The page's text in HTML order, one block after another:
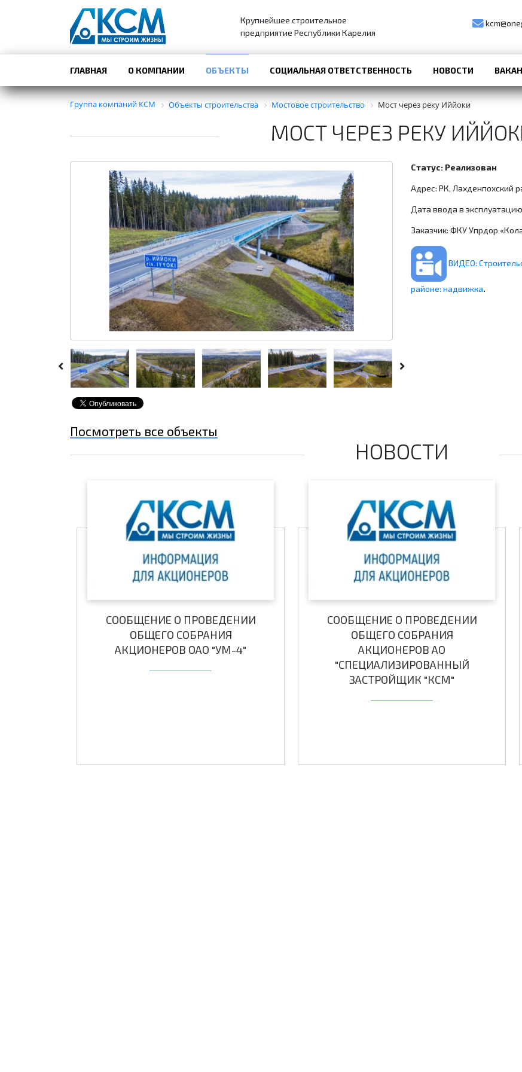
Крупнейшее строительное
предприятие Республики Карелия
ГЛАВНАЯ О КОМПАНИИ ОБЪЕКТЫ СОЦИАЛЬНАЯ ОТВЕТСТВЕННОСТЬ НОВОСТИ
Группа компаний КСМ Объекты строительства Мостовое строительство Мост через реку Иййоки
МОСТ ЧЕРЕЗ РЕКУ
Статус: Реализован
Адрес: РК, Лахденпохский
Дата ввода в
Заказчик: ФКУ Упрдор
ВИДЕО:
районе: надвижка.
Посмотреть все объекты
НОВОСТИ
СООБЩЕНИЕ О ПРОВЕДЕНИИ
ОБЩЕГО СОБРАНИЯ
АКЦИОНЕРОВ ОАО "УМ-4"
СООБЩЕНИЕ О ПРОВЕДЕНИИ
ОБЩЕГО СОБРАНИЯ
АКЦИОНЕРОВ АО
"СПЕЦИАЛИЗИРОВАННЫЙ
ЗАСТРОЙЩИК "КСМ"